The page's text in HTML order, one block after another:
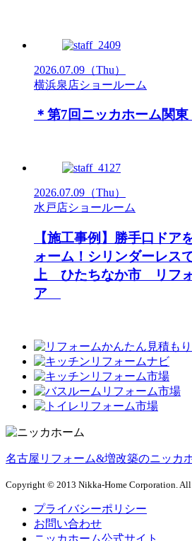
2026.07.09 （Thu）
横浜泉店ショールーム
＊第7回ニッカホーム関
2026.07.09 （Thu）
水戸店ショールーム
【施工事例】勝手口ドア
ォーム！シリンダーレス
上 ひたちなか市 リフ
ア
名古屋リフォーム&増改築のニッカ
Copyright © 2013 Nikka-Home Corporation. All
プライバシーポリシー
お問い合わせ